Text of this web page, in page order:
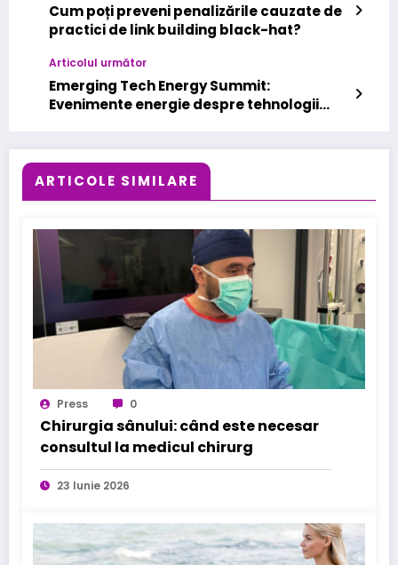
Cum poți preveni penalizările cauzate de
practici de link building black-hat?
Articolul următor
Emerging Tech Energy Summit:
Evenimente energie despre tehnologii
ARTICOLE SIMILARE
Press 0
Chirurgia sânului: când este necesar
consultul la medicul chirurg
23 Iunie 2026